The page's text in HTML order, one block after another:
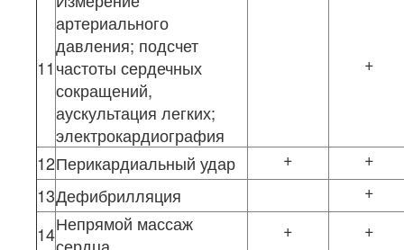
11
артериального
давления; подсчет
частоты сердечных
сокращений,
аускультация легких;
электрокардиография
+
12Перикардиальный удар +
+
13Дефибрилляция
+
14Непрямой массаж
+ +